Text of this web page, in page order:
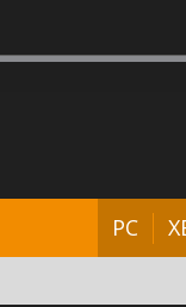
PC